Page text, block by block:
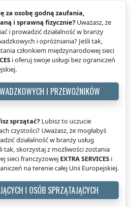
za osobę godną zaufania,
i sprawną fizycznie? Uważasz, że
i prowadzić działalność w branży
i opróżniania? Jeśli tak,
członkiem międzynarodowej sieci
i oferuj swoje usługi bez ograniczeń
I PRZEWOŹNIKÓW
sprzątać? Lubisz to uczucie
czystości? Uważasz, że mogłabyś
działalność w branży usług
tak, skorzystaj z możliwości zostania
sieci franczyzowej EXTRA SERVICES i
na terenie całej Unii Europejskiej.
I OSÓB SPRZĄTAJĄCYCH